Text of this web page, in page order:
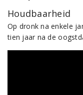
Houdbaarheid
Op dronk na enkele
tien jaar na de